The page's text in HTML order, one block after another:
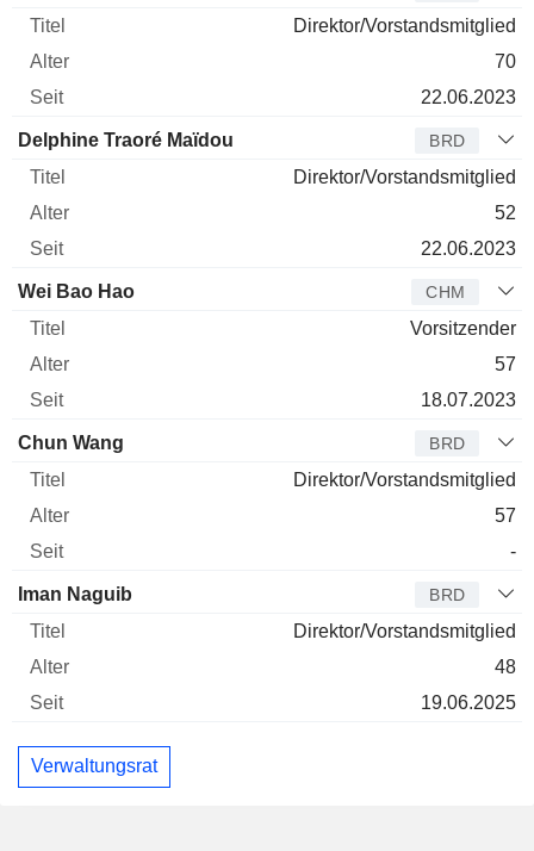
Direktor/Vorstandsmitglied
70
22.06.2023
Delphine Traoré Maïdou BRD
Direktor/Vorstandsmitglied
52
22.06.2023
Wei Bao Hao CHM
Vorsitzender
57
18.07.2023
Chun Wang BRD
Direktor/Vorstandsmitglied
57
-
Iman Naguib BRD
Direktor/Vorstandsmitglied
48
19.06.2025
Verwaltungsrat